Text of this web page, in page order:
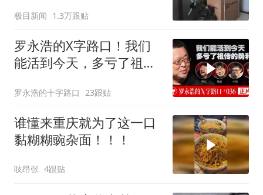
极目新闻 1.3万跟贴
罗永浩的X字路口！我们
能活到今天，多亏了祖传
罗永浩的十字路口 23跟贴
谁懂来重庆就为了这一口
黏糊糊豌杂面！！！
吱昂张 4跟贴